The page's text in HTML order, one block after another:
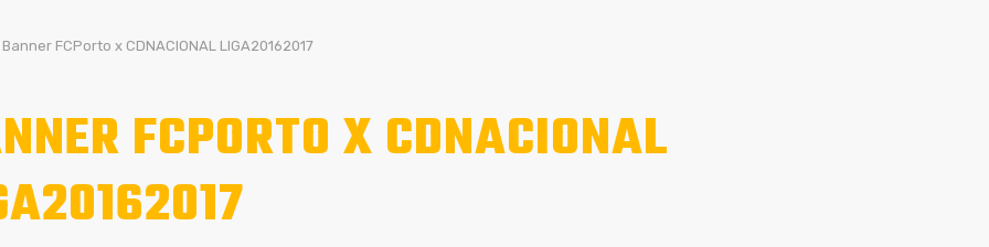
Banner FCPorto x CDNACIONAL LIGA20162017
FCPORTO X CDNACIONAL